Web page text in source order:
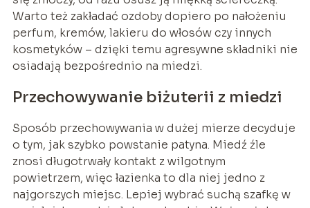
Warto też zakładać ozdoby dopiero po nałożeniu
perfum, kremów, lakieru do włosów czy innych
kosmetyków – dzięki temu agresywne składniki nie
osiadają bezpośrednio na miedzi.
Przechowywanie biżuterii z miedzi
Sposób przechowywania w dużej mierze decyduje
o tym, jak szybko powstanie patyna. Miedź źle
znosi długotrwały kontakt z wilgotnym
powietrzem, więc łazienka to dla niej jedno z
najgorszych miejsc. Lepiej wybrać suchą szafkę w